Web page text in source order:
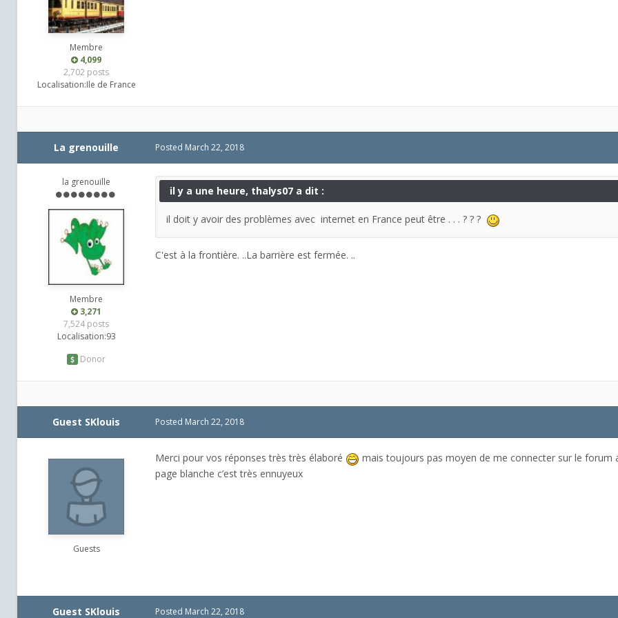
Membre
4,099
2,702 posts
Localisation:Ile de France
La grenouille
la grenouille
Membre
3,271
7,524 posts
Localisation:93
Donor
Posted March 22, 2018
il y a une heure, thalys07 a dit :
il doit y avoir des problèmes avec internet en France peut être . . . ? ? ?
C'est à la frontière. ..La barrière est fermée. ..
Guest SKlouis
Guests
Posted March 22, 2018
Merci pour vos réponses très très élaboré
mais toujours pas moyen de me connecter sur le forum
page blanche c’est très ennuyeux
Guest SKlouis Posted March 22, 2018